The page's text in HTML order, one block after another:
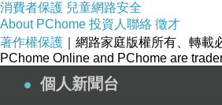
消費者保護 兒童網路安全
About PChome 投資人聯絡 徵才
著作權保護 ｜網路家庭版權所有、轉載
PChome Online and PChome are
個人新聞台